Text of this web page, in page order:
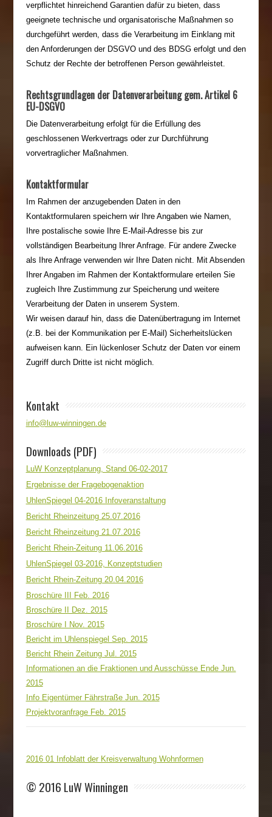
verpflichtet hinreichend Garantien dafür zu bieten, dass
geeignete technische und organisatorische Maßnahmen so
durchgeführt werden, dass die Verarbeitung im Einklang mit
den Anforderungen der DSGVO und des BDSG erfolgt und den
Schutz der Rechte der betroffenen Person gewährleistet.
Rechtsgrundlagen der Datenverarbeitung gem. Artikel 6
EU-DSGVO
Die Datenverarbeitung erfolgt für die Erfüllung des
geschlossenen Werkvertrags oder zur Durchführung
vorvertraglicher Maßnahmen.
Kontaktformular
Im Rahmen der anzugebenden Daten in den
Kontaktformularen speichern wir Ihre Angaben wie Namen,
Ihre postalische sowie Ihre E-Mail-Adresse bis zur
vollständigen Bearbeitung Ihrer Anfrage. Für andere Zwecke
als Ihre Anfrage verwenden wir Ihre Daten nicht. Mit Absenden
Ihrer Angaben im Rahmen der Kontaktformulare erteilen Sie
zugleich Ihre Zustimmung zur Speicherung und weitere
Verarbeitung der Daten in unserem System.
Wir weisen darauf hin, dass die Datenübertragung im Internet
(z.B. bei der Kommunikation per E-Mail) Sicherheitslücken
aufweisen kann. Ein lückenloser Schutz der Daten vor einem
Zugriff durch Dritte ist nicht möglich.
Kontakt
info@luw-winningen.de
Downloads (PDF)
LuW Konzeptplanung, Stand 06-02-2017
Ergebnisse der Fragebogenaktion
UhlenSpiegel 04-2016 Infoveranstaltung
Bericht Rheinzeitung 25.07.2016
Bericht Rheinzeitung 21.07.2016
Bericht Rhein-Zeitung 11.06.2016
UhlenSpiegel 03-2016, Konzeptstudien
Bericht Rhein-Zeitung 20.04.2016
Broschüre III Feb. 2016
Broschüre II Dez. 2015
Broschüre I Nov. 2015
Bericht im Uhlenspiegel Sep. 2015
Bericht Rhein Zeitung Jul. 2015
Informationen an die Fraktionen und Ausschüsse Ende Jun.
2015
Info Eigentümer Fährstraße Jun. 2015
Projektvoranfrage Feb. 2015
2016 01 Infoblatt der Kreisverwaltung Wohnformen
© 2016 LuW Winningen